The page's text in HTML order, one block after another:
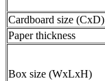
Cardboard size (CxD)
Paper thickness
Box size (WxLxH)